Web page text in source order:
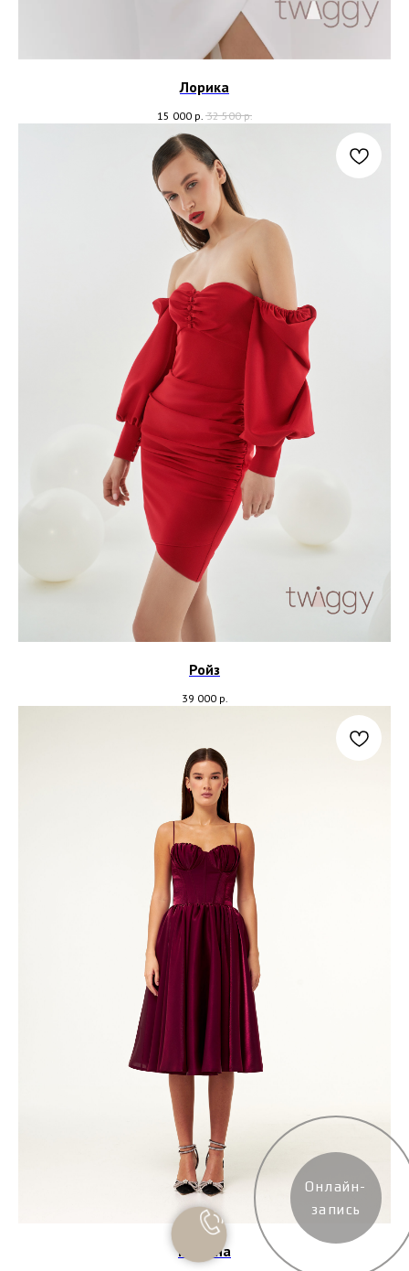
Лорика
15 000 р. 32 500 р.
Ройз
39 000 р.
Юстина
Онлайн-
запись